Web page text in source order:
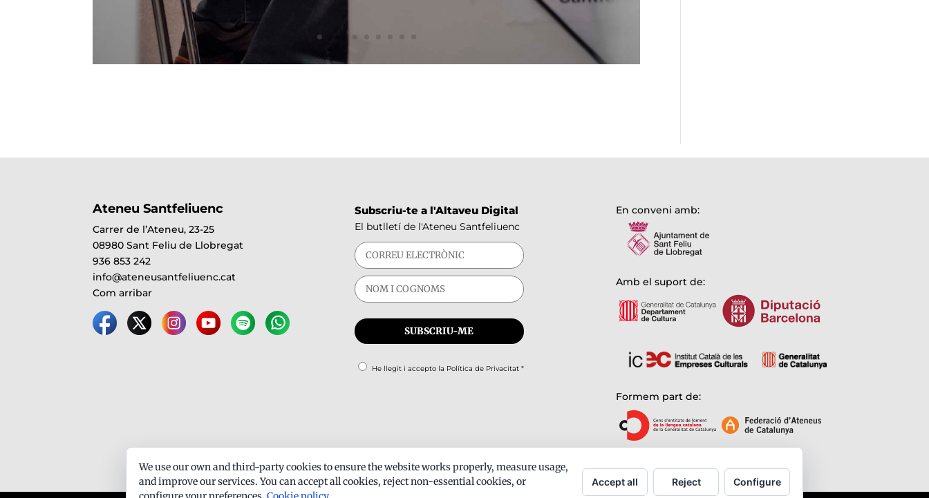
Ateneu Santfeliuenc
Carrer de l’Ateneu, 23-25
08980 Sant Feliu de Llobregat
936 853 242
info@ateneusantfeliuenc.cat
Com arribar
Subscriu-te a l'Altaveu Digital
El butlletí de l'Ateneu Santfeliuenc
He llegit i accepto la Política de Privacitat*
En conveni amb:
Amb el suport de:
Formem part de:
We use our own and third-party cookies to ensure the website works properly, measure usage,
and improve our services. You can accept all cookies, reject non-essential cookies, or
Accept all Reject Configure